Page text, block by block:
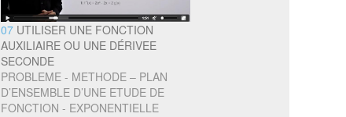
07 UTILISER UNE FONCTION
AUXILIAIRE OU UNE DÉRIVEE
SECONDE
PROBLEME - METHODE – PLAN
D’ENSEMBLE D’UNE ETUDE DE
FONCTION - EXPONENTIELLE